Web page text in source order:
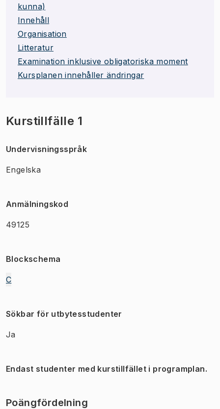
kunna)
Innehåll
Organisation
Litteratur
Examination inklusive obligatoriska moment
Kursplanen innehåller ändringar
Kurstillfälle 1
Undervisningsspråk
Engelska
Anmälningskod
49125
Blockschema
C
Sökbar för utbytesstudenter
Ja
Endast studenter med kurstillfället i programplan.
Poängfördelning